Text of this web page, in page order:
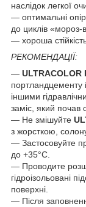
наслідок легкої
— оптимальні опір
до циклів «мороз-
— хороша
РЕКОМЕНДАЦІЇ:
—
портландцементу
іншими
заміс, який почав
— Не змішуйте
з жорсткою,
— Застосовуйте
до +35°С.
— Проводите
гідроізольовані
поверхні.
— Після